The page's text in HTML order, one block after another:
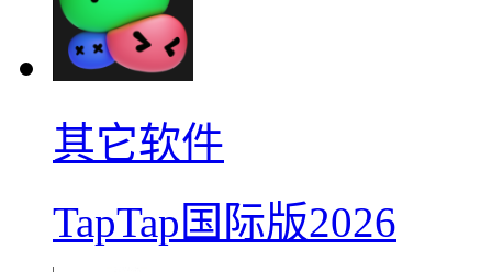
其它软件
TapTap国际版2026